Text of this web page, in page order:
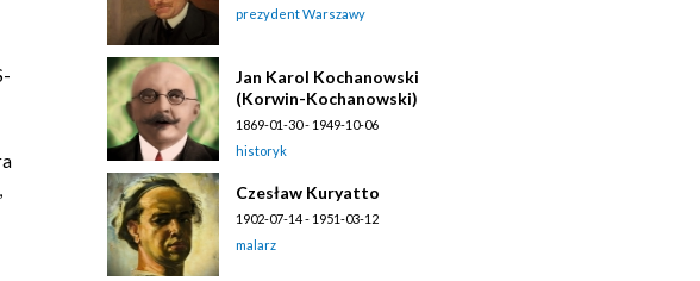
prezydent Warszawy
Jan Karol Kochanowski
(Korwin-Kochanowski)
1869-01-30 - 1949-10-06
historyk
Czesław Kuryatto
1902-07-14 - 1951-03-12
malarz